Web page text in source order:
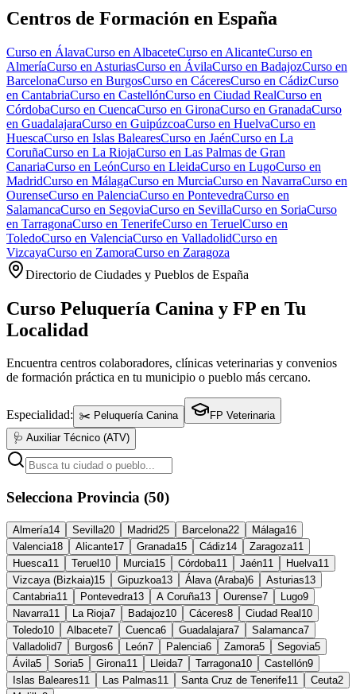
Centros de Formación en España
Curso en ÁlavaCurso en AlbaceteCurso en AlicanteCurso en
AlmeríaCurso en AsturiasCurso en ÁvilaCurso en BadajozCurso en
BarcelonaCurso en BurgosCurso en CáceresCurso en CádizCurso
en CantabriaCurso en CastellónCurso en Ciudad RealCurso en
CórdobaCurso en CuencaCurso en GironaCurso en GranadaCurso
en GuadalajaraCurso en GuipúzcoaCurso en HuelvaCurso en
HuescaCurso en Islas BalearesCurso en JaénCurso en La
CoruñaCurso en La RiojaCurso en Las Palmas de Gran
CanariaCurso en LeónCurso en LleidaCurso en LugoCurso en
MadridCurso en MálagaCurso en MurciaCurso en NavarraCurso en
OurenseCurso en PalenciaCurso en PontevedraCurso en
SalamancaCurso en SegoviaCurso en SevillaCurso en SoriaCurso
en TarragonaCurso en TenerifeCurso en TeruelCurso en
ToledoCurso en ValenciaCurso en ValladolidCurso en
VizcayaCurso en ZamoraCurso en Zaragoza
Directorio de Ciudades y Pueblos de España
Curso Peluquería Canina y FP en Tu
Localidad
Encuentra centros colaboradores, clínicas veterinarias y convenios
de formación práctica en tu municipio o pueblo más cercano.
Especialidad: ✂️ Peluquería Canina
FP Veterinaria
🩺 Auxiliar Técnico (ATV)
Selecciona Provincia (50)
Almería14 Sevilla20 Madrid25 Barcelona22 Málaga16
Valencia18 Alicante17 Granada15 Cádiz14 Zaragoza11
Huesca11 Teruel 10 Murcia15 Córdoba11 Jaén11 Huelva11
Vizcaya (Bizkaia)15 Gipuzkoa13 Álava (Araba)6 Asturias13
Cantabria11 Pontevedra13 A Coruña13 Ourense7 Lugo9
Navarra11 La Rioja7 Badajoz10 Cáceres8 Ciudad Real 10
Toledo10 Albacete7 Cuenca6 Guadalajara7 Salamanca7
Valladolid7 Burgos6 León7 Palencia6 Zamora5 Segovia5
Ávila5 Soria5 Girona11 Lleida7 Tarragona10 Castellón9
Islas Baleares11 Las Palmas11 Santa Cruz de Tenerife11 Ceuta2